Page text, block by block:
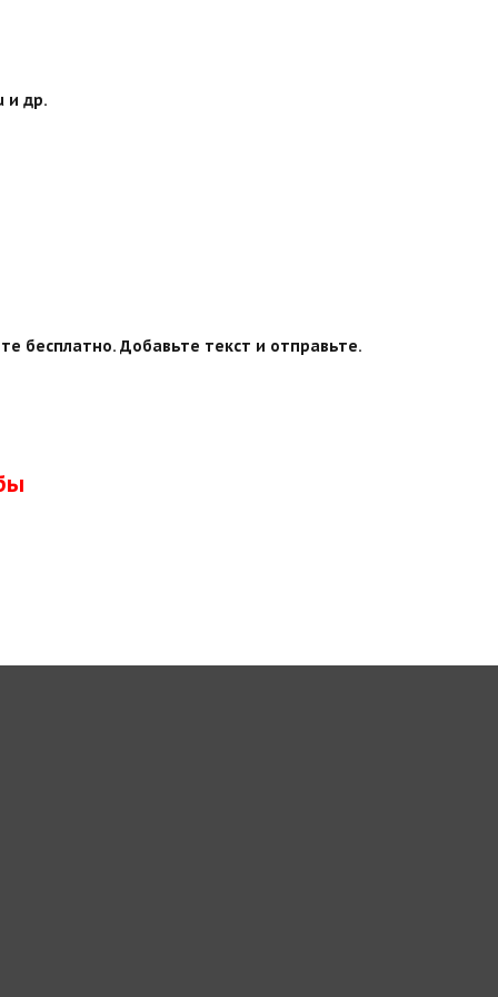
и др.
бесплатно. Добавьте текст и отправьте.